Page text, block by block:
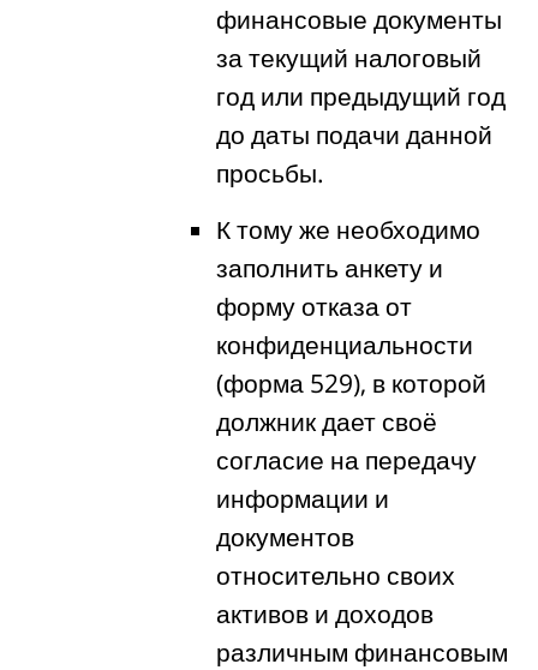
финансовые документы
за текущий налоговый
год или предыдущий год
до даты подачи данной
просьбы.
К тому же необходимо
заполнить анкету и
форму отказа от
конфиденциальности
(форма 529), в которой
должник дает своё
согласие на передачу
информации и
документов
относительно своих
активов и доходов
различным финансовым